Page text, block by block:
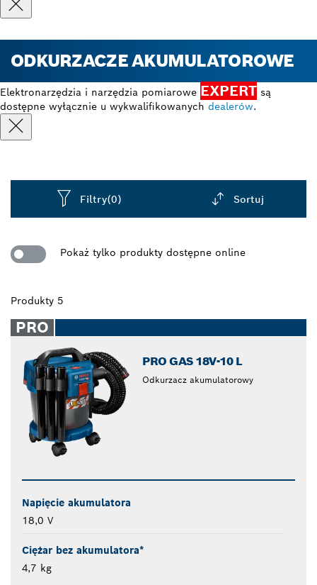
ODKURZACZE AKUMULATOROWE
Elektronarzędzia i narzędzia pomiarowe EXPERT są
dostępne wyłącznie u wykwalifikowanych dealerów.
Filtry(0) Sortuj
Pokaż tylko produkty dostępne online
Produkty 5
PRO
PRO GAS 18V-10 L
Odkurzacz akumulatorowy
Napięcie akumulatora
18,0 V
Ciężar bez akumulatora*
4,7 kg